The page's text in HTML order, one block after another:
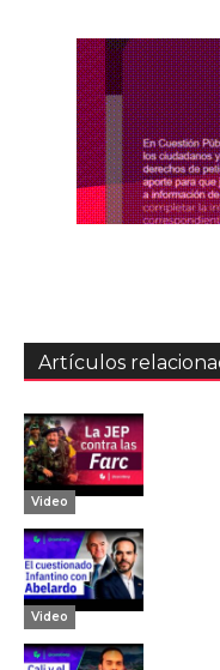
Artículos
Video
Video